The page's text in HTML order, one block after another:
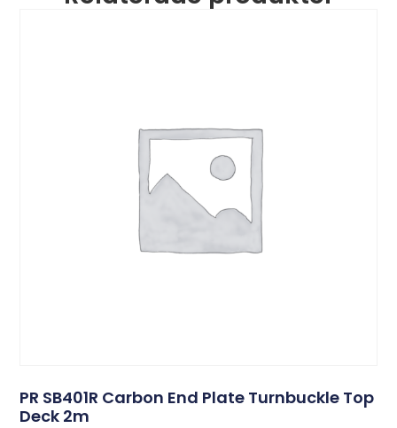
PR SB401R Carbon End Plate Turnbuckle Top
Deck 2m